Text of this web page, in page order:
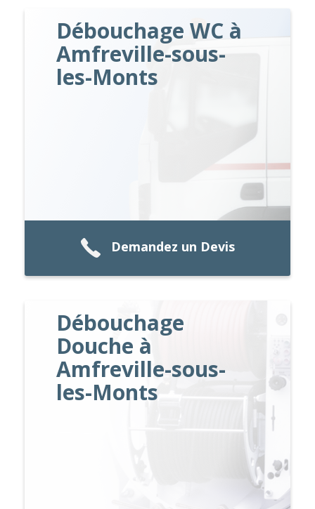
Débouchage WC à
Amfreville-sous-
les-Monts
Demandez un Devis
Débouchage
Douche à
Amfreville-sous-
les-Monts